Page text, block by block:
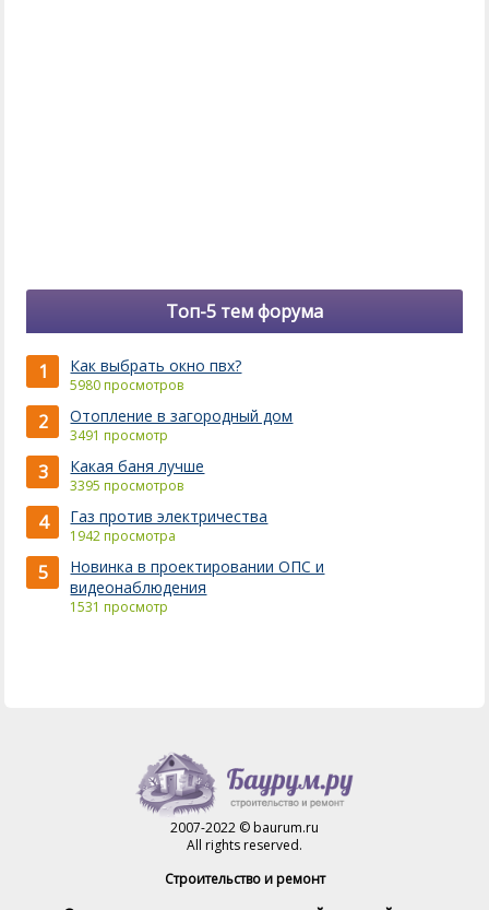
Топ-5 тем форума
1 Как выбрать окно пвх?
5980 просмотров
2 Отопление в загородный дом
3491 просмотр
3 Какая баня лучше
3395 просмотров
4 Газ против электричества
1942 просмотра
5
Новинка в проектировании ОПС и
видеонаблюдения
1531 просмотр
2007-2022 © baurum.ru
All rights reserved.
Строительство и ремонт